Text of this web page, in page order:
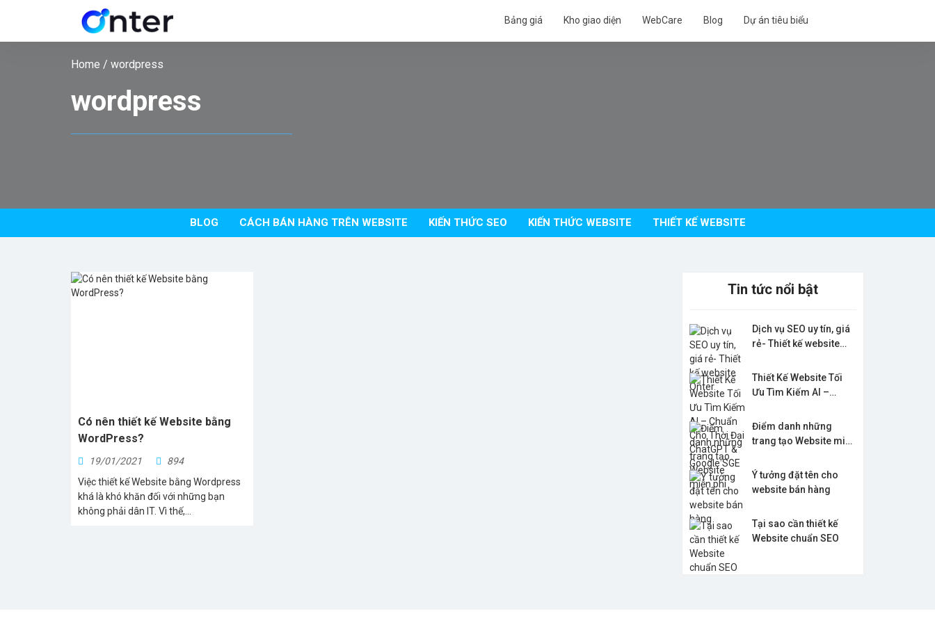
Bảng giá Kho giao diện WebCare Blog Dự án tiêu biểu
Home / wordpress
wordpress
BLOG CÁCH BÁN HÀNG TRÊN WEBSITE KIẾN THỨC SEO KIẾN THỨC WEBSITE THIẾT KẾ WEBSITE
Có nên thiết kế Website bằng
WordPress?
19/01/2021
894
Việc thiết kế Website bằng Wordpress
khá là khó khăn đối với những bạn
không phải dân IT. Vì thế,...
Tin tức nổi bật
Dịch vụ SEO uy tín, giá
rẻ- Thiết kế website
Thiết Kế Website Tối
Ưu Tìm Kiếm AI –
ChatGPT & Google SGE
Điểm danh những
trang tạo Website miễn
Ý tưởng đặt tên cho
website bán hàng
Tại sao cần thiết kế
Website chuẩn SEO